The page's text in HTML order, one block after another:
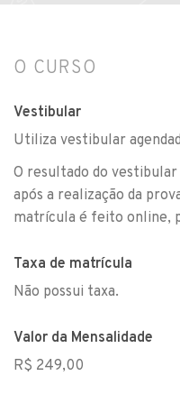
O CURSO
Vestibular
Utiliza vestibular
O resultado do
após a realização da
matrícula é feito online,
Taxa de matrícula
Não possui taxa.
Valor da Mensalidade
R$ 249,00